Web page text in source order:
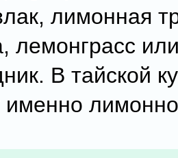
лимонная
лемонграсс
В тайской
именно